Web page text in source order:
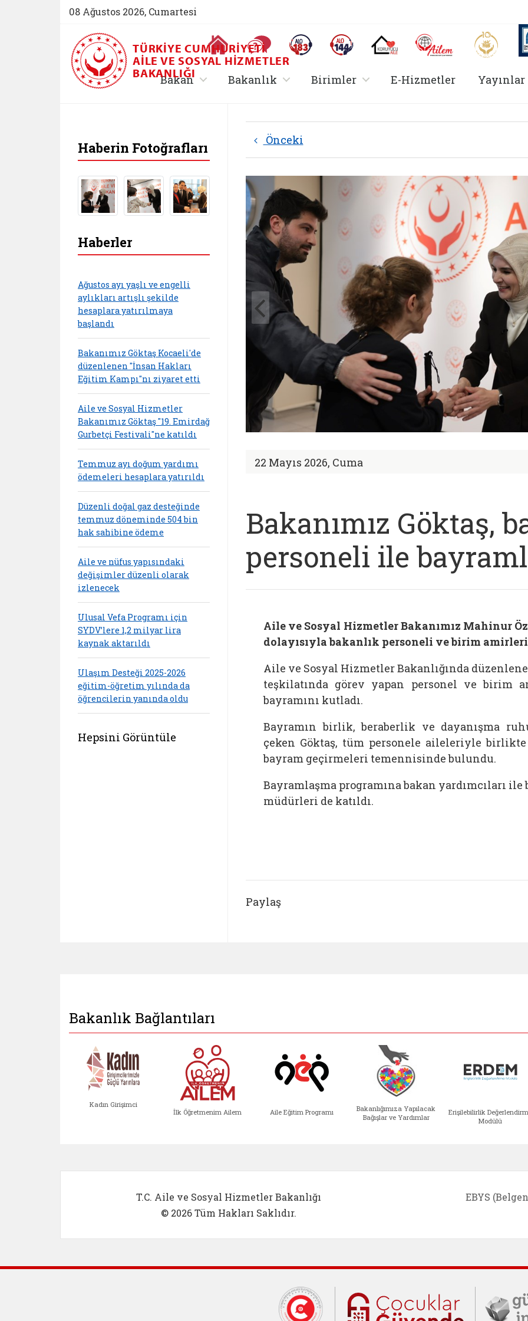
08 Ağustos 2026, Cumartesi
Ana Sayfa Sıkça Sorulan SorularAlo 183 (yeni sekmede açılır)Alo 144 (yeni sekmede açılır)Koruyucu Aile (yeni sekmede açılır)
AİLEM İletişim Aile ve
TÜRKIYE CUMHURIYETI
AILE VE SOSYAL HIZMETLER
BAKANLIĞI
Bakan, alt menü içerir
Bakanlık , alt menü içerir
Birimler, alt menü içerir
E-Hizmetler Yayınlar
Önceki
22 Mayıs 2026, Cuma
Bakanımız Göktaş,
personeli ile
Aile ve Sosyal Hizmetler Bakanımız Mahinur
dolayısıyla bakanlık personeli ve birim
Aile ve Sosyal Hizmetler Bakanlığında
teşkilatında görev yapan personel ve birim
bayramını kutladı.
Bayramın birlik, beraberlik ve dayanışma
çeken Göktaş, tüm personele aileleriyle
bayram geçirmeleri temennisinde bulundu.
Bayramlaşma programına bakan yardımcıları
müdürleri de katıldı.
Paylaş
Haberin Fotoğrafları
Haberler
Ağustos ayı yaşlı ve engelli
aylıkları artışlı şekilde
hesaplara yatırılmaya
başlandı
Bakanımız Göktaş Kocaeli'de
düzenlenen "İnsan Hakları
Eğitim Kampı"nı ziyaret etti
Aile ve Sosyal Hizmetler
Bakanımız Göktaş "19. Emirdağ
Gurbetçi Festivali"ne katıldı
Temmuz ayı doğum yardımı
ödemeleri hesaplara yatırıldı
Düzenli doğal gaz desteğinde
temmuz döneminde 504 bin
hak sahibine ödeme
Aile ve nüfus yapısındaki
değişimler düzenli olarak
izlenecek
Ulusal Vefa Programı için
SYDV’lere 1,2 milyar lira
kaynak aktarıldı
Ulaşım Desteği 2025-2026
eğitim-öğretim yılında da
öğrencilerin yanında oldu
Hepsini Görüntüle
Bakanlık Bağlantıları
Kadın Girişimci
İlk Öğretmenim Ailem Aile Eğitim Programı
Bakanlığımıza Yapılacak
Bağışlar ve Yardımlar
Erişilebilirlik
Modülü
T.C. Aile ve Sosyal Hizmetler Bakanlığı
© 2026 Tüm Hakları Saklıdır.
EBYS
Cumhurbaşkanlığı İletişim Merkezi
Çocuklar